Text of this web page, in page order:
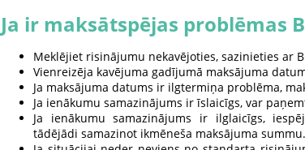
Ja ir maksātspējas problēmas
Meklējiet risinājumu nekavējoties, sazinieties ar
Vienreizēja kavējuma gadījumā maksājuma
Ja maksājuma datums ir ilgtermiņa problēma,
Ja ienākumu samazinājums ir īslaicīgs, var
Ja ienākumu samazinājums ir ilglaicīgs,
tādējādi samazinot ikmēneša maksājuma summu.